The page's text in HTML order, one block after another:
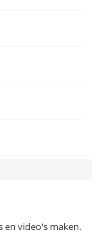
en video's maken.